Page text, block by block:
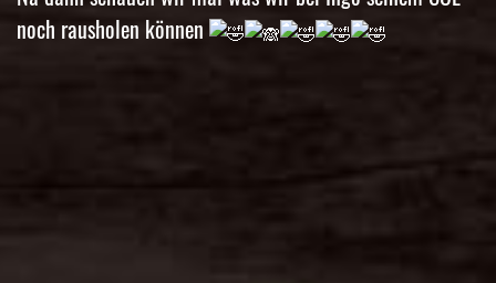
noch rausholen können